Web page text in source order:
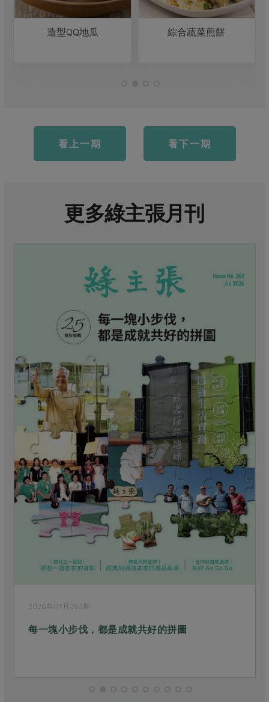
綜合蔬菜煎餅 豆薯鱻丸湯
看上一期 看下一期
更多綠主張月刊
2026年06月262期
參與是條長長的河